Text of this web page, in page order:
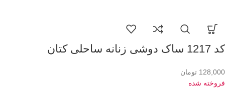
کد 1217 ساک دوشی زنانه ساحلی کتان
128,000 تومان
فروخته شده